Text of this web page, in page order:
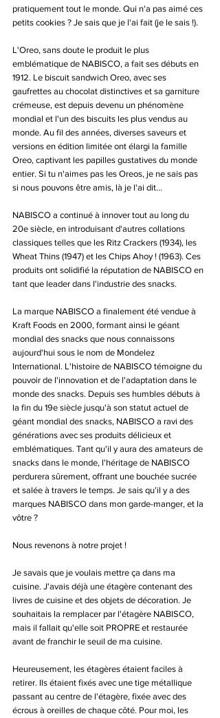
pratiquement tout le monde. Qui n'a pas aimé ces
petits cookies ? Je sais que je l'ai fait (je le sais !).
L'Oreo, sans doute le produit le plus
emblématique de NABISCO, a fait ses débuts en
1912. Le biscuit sandwich Oreo, avec ses
gaufrettes au chocolat distinctives et sa garniture
crémeuse, est depuis devenu un phénomène
mondial et l'un des biscuits les plus vendus au
monde. Au fil des années, diverses saveurs et
versions en édition limitée ont élargi la famille
Oreo, captivant les papilles gustatives du monde
entier. Si tu n'aimes pas les Oreos, je ne sais pas
si nous pouvons être amis, là je l'ai dit...
NABISCO a continué à innover tout au long du
20e siècle, en introduisant d'autres collations
classiques telles que les Ritz Crackers (1934), les
Wheat Thins (1947) et les Chips Ahoy ! (1963). Ces
produits ont solidifié la réputation de NABISCO en
tant que leader dans l'industrie des snacks.
La marque NABISCO a finalement été vendue à
Kraft Foods en 2000, formant ainsi le géant
mondial des snacks que nous connaissons
aujourd'hui sous le nom de Mondelez
International. L'histoire de NABISCO témoigne du
pouvoir de l'innovation et de l'adaptation dans le
monde des snacks. Depuis ses humbles débuts à
la fin du 19e siècle jusqu'à son statut actuel de
géant mondial des snacks, NABISCO a ravi des
générations avec ses produits délicieux et
emblématiques. Tant qu'il y aura des amateurs de
snacks dans le monde, l'héritage de NABISCO
perdurera sûrement, offrant une bouchée sucrée
et salée à travers le temps. Je sais qu'il y a des
marques NABISCO dans mon garde-manger, et la
vôtre ?
Nous revenons à notre projet !
Je savais que je voulais mettre ça dans ma
cuisine. J'avais déjà une étagère contenant des
livres de cuisine et des objets de décoration. Je
souhaitais la remplacer par l'étagère NABISCO,
mais il fallait qu'elle soit PROPRE et restaurée
avant de franchir le seuil de ma cuisine.
Heureusement, les étagères étaient faciles à
retirer. Ils étaient fixés avec une tige métallique
passant au centre de l'étagère, fixée avec des
écrous à oreilles de chaque côté. Pour moi, les